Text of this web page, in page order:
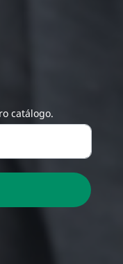
catálogo.